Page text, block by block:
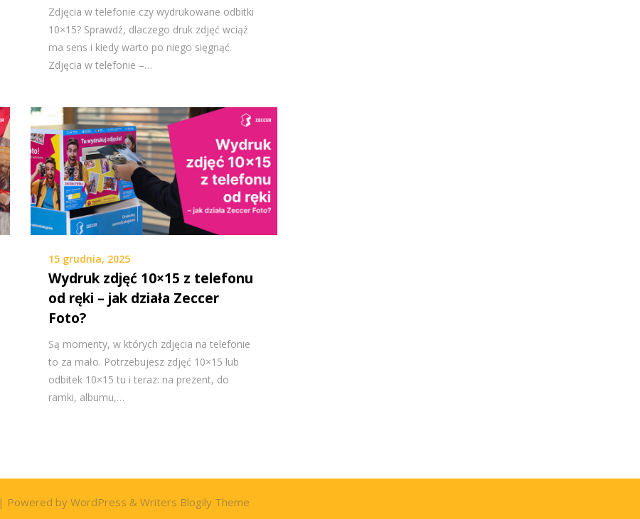
Zdjęcia w telefonie czy wydrukowane odbitki
10×15? Sprawdź, dlaczego druk zdjęć wciąż
ma sens i kiedy warto po niego sięgnąć.
Zdjęcia w telefonie –…
15 grudnia, 2025
Wydruk zdjęć 10×15 z telefonu
od ręki – jak działa Zeccer
Foto?
Są momenty, w których zdjęcia na telefonie
to za mało. Potrzebujesz zdjęć 10×15 lub
odbitek 10×15 tu i teraz: na prezent, do
ramki, albumu,…
| Powered by WordPress & Writers Blogily Theme